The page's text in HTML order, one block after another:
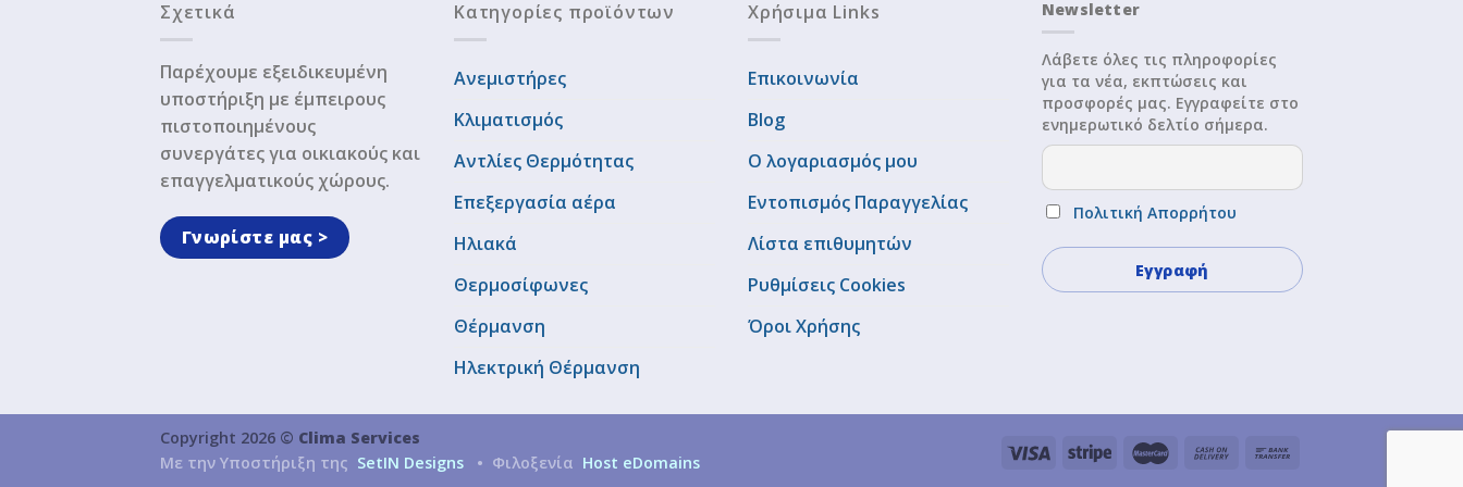
Σχετικά
Παρέχουμε εξειδικευμένη
υποστήριξη με έμπειρους
πιστοποιημένους
συνεργάτες για οικιακούς και
επαγγελματικούς χώρους.
Γνωρίστε μας >
Κατηγορίες προϊόντων
Ανεμιστήρες
Κλιματισμός
Αντλίες Θερμότητας
Επεξεργασία αέρα
Ηλιακά
Θερμοσίφωνες
Θέρμανση
Ηλεκτρική Θέρμανση
Χρήσιμα Links
Επικοινωνία
Blog
Ο λογαριασμός μου
Εντοπισμός Παραγγελίας
Λίστα επιθυμητών
Ρυθμίσεις Cookies
Όροι Χρήσης
Newsletter
Λάβετε όλες τις πληροφορίες
για τα νέα, εκπτώσεις και
προσφορές μας. Εγγραφείτε στο
ενημερωτικό δελτίο σήμερα.
Πολιτική Απορρήτου
Copyright 2026 © Clima Services
Με την Υποστήριξη της SetIN Designs • Φιλοξενία Host eDomains